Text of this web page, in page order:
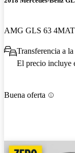
AMG GLS 63
Transferencia a
El precio incluye
Buena oferta